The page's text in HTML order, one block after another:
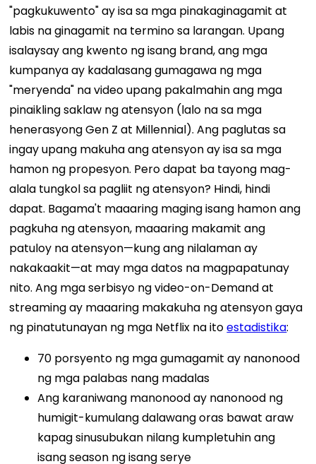
"pagkukuwento" ay isa sa mga pinakaginagamit at
labis na ginagamit na termino sa larangan. Upang
isalaysay ang kwento ng isang brand, ang mga
kumpanya ay kadalasang gumagawa ng mga
"meryenda" na video upang pakalmahin ang mga
pinaikling saklaw ng atensyon (lalo na sa mga
henerasyong Gen Z at Millennial). Ang paglutas sa
ingay upang makuha ang atensyon ay isa sa mga
hamon ng propesyon. Pero dapat ba tayong mag-
alala tungkol sa pagliit ng atensyon? Hindi, hindi
dapat. Bagama't maaaring maging isang hamon ang
pagkuha ng atensyon, maaaring makamit ang
patuloy na atensyon—kung ang nilalaman ay
nakakaakit—at may mga datos na magpapatunay
nito. Ang mga serbisyo ng video-on-Demand at
streaming ay maaaring makakuha ng atensyon gaya
ng pinatutunayan ng mga Netflix na itoestadistika:
70 porsyento ng mga gumagamit ay nanonood
ng mga palabas nang madalas
Ang karaniwang manonood ay nanonood ng
humigit-kumulang dalawang oras bawat araw
kapag sinusubukan nilang kumpletuhin ang
isang season ng isang serye